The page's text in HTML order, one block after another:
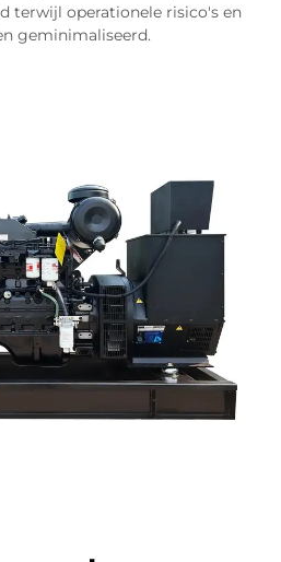
terwijl operationele risico's en
geminimaliseerd.